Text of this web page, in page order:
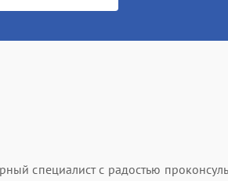
специалист с радостью